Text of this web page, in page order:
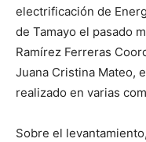
electrificación de
de Tamayo el pasado
Ramírez Ferreras
Juana Cristina Mateo,
realizado en varias
Sobre el